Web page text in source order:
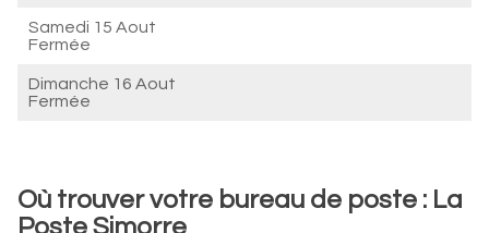
Samedi 15 Aout
Fermée
Dimanche 16 Aout
Fermée
Où trouver votre bureau de poste : La
Poste Simorre